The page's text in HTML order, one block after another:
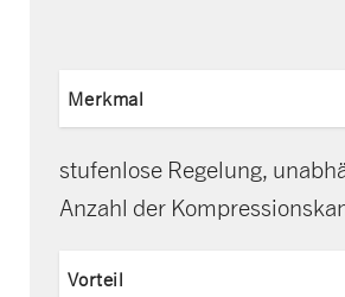
Merkmal
stufenlose Regelung,
Anzahl der
Vorteil